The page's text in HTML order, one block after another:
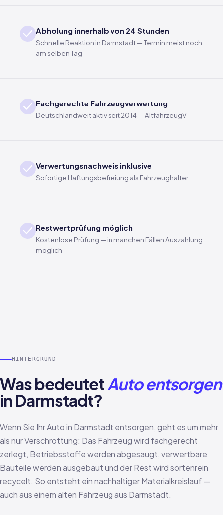
Abholung innerhalb von 24 Stunden
Schnelle Reaktion in Darmstadt — Termin meist noch
am selben Tag
Fachgerechte Fahrzeugverwertung
Deutschlandweit aktiv seit 2014 — AltfahrzeugV
Verwertungsnachweis inklusive
Sofortige Haftungsbefreiung als Fahrzeughalter
Restwertprüfung möglich
Kostenlose Prüfung — in manchen Fällen Auszahlung
möglich
HINTERGRUND
Was bedeutetAuto entsorgen
in Darmstadt?
Wenn Sie Ihr Auto in Darmstadt entsorgen, geht es um mehr
als nur Verschrottung: Das Fahrzeug wird fachgerecht
zerlegt, Betriebsstoffe werden abgesaugt, verwertbare
Bauteile werden ausgebaut und der Rest wird sortenrein
recycelt. So entsteht ein nachhaltiger Materialkreislauf —
auch aus einem alten Fahrzeug aus Darmstadt.